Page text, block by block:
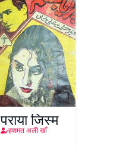
पराया जिस्म
हशमत अली खाँ